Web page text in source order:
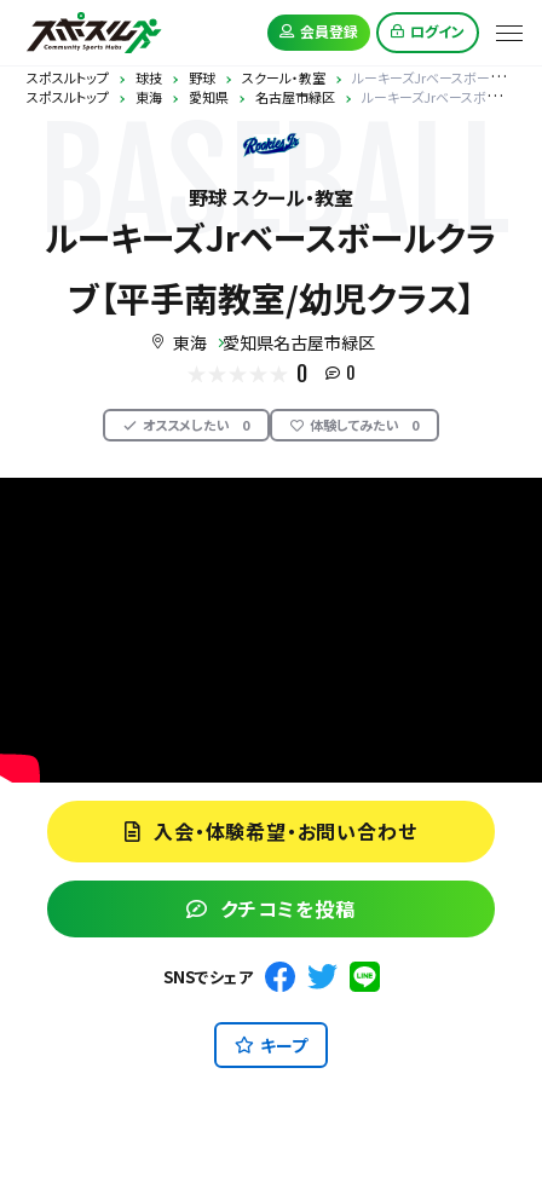
会員登録 ログイン
スポスルトップ 球技 野球 スクール・教室
ルーキーズJrベースボールクラブ【平手南教室/幼児クラス】
スポスルトップ
東海 愛知県 名古屋市緑区 ルーキーズJrベースボールクラブ【平手南教室/幼児クラス】
BASEBALL
野球 スクール・教室
ルーキーズJrベースボールクラ
ブ【平手南教室/幼児クラス】
東海 愛知県名古屋市緑区
0 0
オススメしたい 0 体験してみたい 0
入会・体験希望・お問い合わせ
クチコミを投稿
SNSでシェア
キープ